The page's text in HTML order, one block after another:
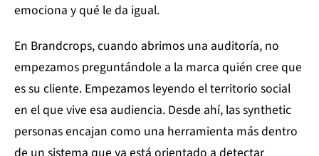
emociona y qué le da igual.
En Brandcrops, cuando abrimos una auditoría, no
empezamos preguntándole a la marca quién cree que
es su cliente. Empezamos leyendo el territorio social
en el que vive esa audiencia. Desde ahí, las synthetic
personas encajan como una herramienta más dentro